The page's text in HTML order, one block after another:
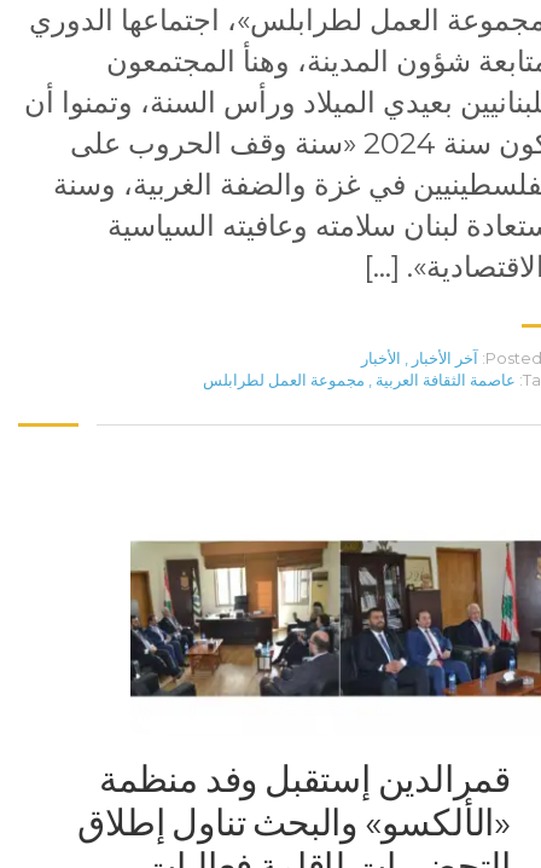
العمل لطرابلس»، اجتماعها الدوري
شؤون المدينة، وهنأ المجتمعون
بعيدي الميلاد ورأس السنة، وتمنوا أن
تكون سنة 2024 «سنة وقف الحروب على
في غزة والضفة الغربية، وسنة
لبنان سلامته وعافيته السياسية
[…]
Posted آخر الأخبار
الأخبار
عاصمة الثقافة العربية مجموعة العمل لطرابلس
قمرالدين إستقبل وفد منظمة
«الألكسو» والبحث تناول إطلاق